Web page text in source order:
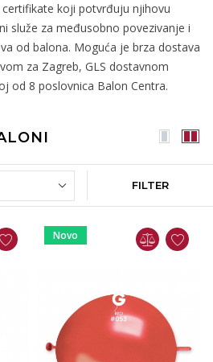
koji potvrđuju njihovu
služe za međusobno povezivanje i
od balona. Moguća je brza dostava
za Zagreb, GLS dostavnom
od 8 poslovnica Balon Centra.
FILTER
Novo